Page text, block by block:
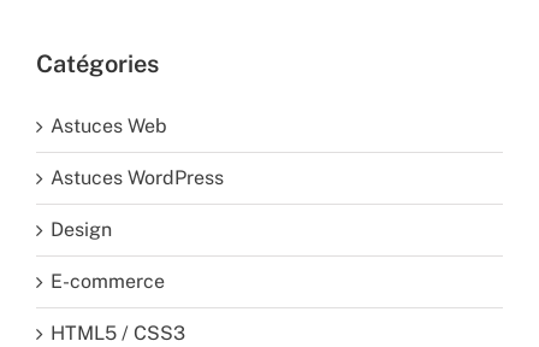
Catégories
Astuces Web
Astuces WordPress
Design
E-commerce
HTML5 / CSS3